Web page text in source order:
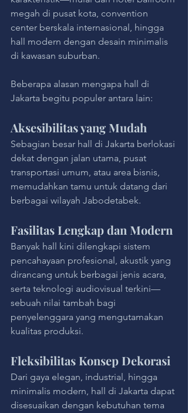
megah di pusat kota, convention
center berskala internasional, hingga
hall modern dengan desain minimalis
di kawasan suburban.
Beberapa alasan mengapa hall di
Jakarta begitu populer antara lain:
Aksesibilitas yang Mudah
Sebagian besar hall di Jakarta berlokasi
dekat dengan jalan utama, pusat
transportasi umum, atau area bisnis,
memudahkan tamu untuk datang dari
berbagai wilayah Jabodetabek.
Fasilitas Lengkap dan Modern
Banyak hall kini dilengkapi sistem
pencahayaan profesional, akustik yang
dirancang untuk berbagai jenis acara,
serta teknologi audiovisual terkini—
sebuah nilai tambah bagi
penyelenggara yang mengutamakan
kualitas produksi.
Fleksibilitas Konsep Dekorasi
Dari gaya elegan, industrial, hingga
minimalis modern, hall di Jakarta dapat
disesuaikan dengan kebutuhan tema